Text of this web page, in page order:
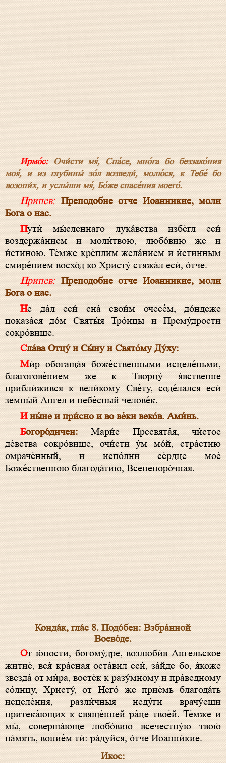
Ирмо́с:Очи́сти мя́, Спа́се, мно́га бо беззако́ния
моя́, и из глубины́ зо́л возведи́, молю́ся, к Тебе́ бо
возопи́х, и услы́ши мя́, Бо́же спасе́ния моего́.
Припев: Преподобне отче Иоанникие, моли
Бога о нас.
Пути́ мы́сленнаго лука́вства избе́гл еси́
воздержа́нием и моли́твою, любо́вию же и
и́стиною. Те́мже кре́плим жела́нием и и́стинным
смире́нием восхо́д ко Христу́ стяжа́л еси́, о́тче.
Припев: Преподобне отче Иоанникие, моли
Бога о нас.
Не да́л еси́ сна́ свои́м очесе́м, до́ндеже
показа́ся до́м Святы́я Тро́ицы и Прему́дрости
сокро́вище.
Сла́ва Отцу́ и Сы́ну и Свято́му Ду́ху:
Ми́р обогаща́я боже́ственными исцеле́ньми,
благогове́нием же к Творцу́ я́вственне
прибли́жився к вели́кому Све́ту, соде́лался еси́
земны́й Ангел и небе́сный челове́к.
И ны́не и при́сно и во ве́ки веко́в. Ами́нь.
Богоро́дичен:Мари́е Пресвята́я, чи́стое
де́вства сокро́вище, очи́сти у́м мо́й, стра́стию
омраче́нный, и испо́лни се́рдце мое́
Боже́ственною благода́тию, Всенепоро́чная.
Конда́к, гла́с 8. Подо́бен: Взбра́нной
Воево́де.
От ю́ности, богому́дре, возлюби́в Ангельское
житие́, вся́ кра́сная оста́вил еси́, за́йде бо, я́коже
звезда́ от ми́ра, восте́к к разу́мному и пра́ведному
со́лнцу, Христу́, от Него́ же прие́мь благода́ть
исцеле́ния, разли́чныя неду́ги врачу́еши
притека́ющих к свяще́нней ра́це твое́й. Те́мже и
мы́, соверша́юще любо́вию всечестну́ю твою́
па́мять, вопие́м ти́: ра́дуйся, о́тче Иоанни́кие.
Икос: